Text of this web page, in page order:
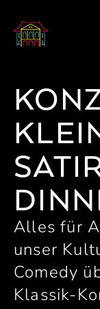
Alles für
unser
Comedy
Klassik-